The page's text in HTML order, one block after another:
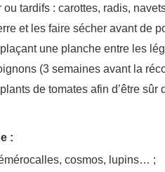
ou tardifs : carottes, radis,
et les faire sécher avant de
une planche entre les
(3 semaines avant la
plants de tomates afin d’être
:
cosmos, lupins… ;